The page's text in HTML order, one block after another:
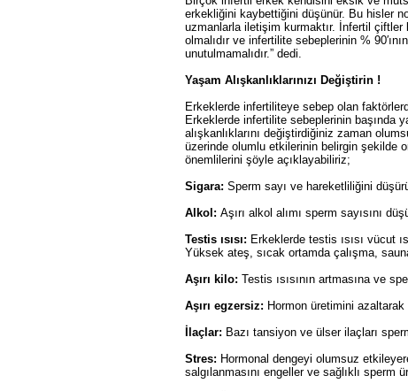
erkekliğini kaybettiğini düşünür. Bu hisler
uzmanlarla iletişim kurmaktır. İnfertil
olmalıdır ve infertilite sebeplerinin %
unutulmamalıdır.” dedi.
Yaşam Alışkanlıklarınızı Değiştirin !
Erkeklerde infertiliteye sebep olan
Erkeklerde infertilite sebeplerinin başında
alışkanlıklarını değiştirdiğiniz zaman
üzerinde olumlu etkilerinin belirgin şekilde
önemlilerini şöyle açıklayabiliriz;
Sigara: Sperm sayı ve hareketliliğini
Alkol: Aşırı alkol alımı sperm sayısını
Testis ısısı: Erkeklerde testis ısısı vücut
Yüksek ateş, sıcak ortamda çalışma,
Aşırı kilo: Testis ısısının artmasına ve
Aşırı egzersiz: Hormon üretimini
İlaçlar: Bazı tansiyon ve ülser ilaçları
Stres: Hormonal dengeyi olumsuz
salgılanmasını engeller ve sağlıklı sperm